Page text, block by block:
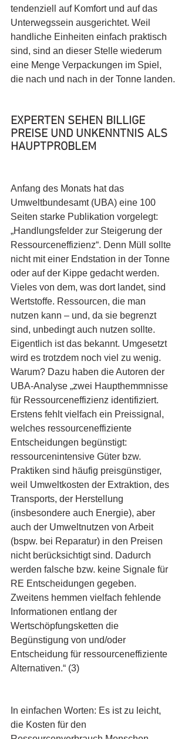
tendenziell auf Komfort und auf das
Unterwegssein ausgerichtet. Weil
handliche Einheiten einfach praktisch
sind, sind an dieser Stelle wiederum
eine Menge Verpackungen im Spiel,
die nach und nach in der Tonne landen.
EXPERTEN SEHEN BILLIGE
PREISE UND UNKENNTNIS ALS
HAUPTPROBLEM
Anfang des Monats hat das
Umweltbundesamt (UBA) eine 100
Seiten starke Publikation vorgelegt:
„Handlungsfelder zur Steigerung der
Ressourceneffizienz“. Denn Müll sollte
nicht mit einer Endstation in der Tonne
oder auf der Kippe gedacht werden.
Vieles von dem, was dort landet, sind
Wertstoffe. Ressourcen, die man
nutzen kann – und, da sie begrenzt
sind, unbedingt auch nutzen sollte.
Eigentlich ist das bekannt. Umgesetzt
wird es trotzdem noch viel zu wenig.
Warum? Dazu haben die Autoren der
UBA-Analyse „zwei Haupthemmnisse
für Ressourceneffizienz identifiziert.
Erstens fehlt vielfach ein Preissignal,
welches ressourceneffiziente
Entscheidungen begünstigt:
ressourcenintensive Güter bzw.
Praktiken sind häufig preisgünstiger,
weil Umweltkosten der Extraktion, des
Transports, der Herstellung
(insbesondere auch Energie), aber
auch der Umweltnutzen von Arbeit
(bspw. bei Reparatur) in den Preisen
nicht berücksichtigt sind. Dadurch
werden falsche bzw. keine Signale für
RE Entscheidungen gegeben.
Zweitens hemmen vielfach fehlende
Informationen entlang der
Wertschöpfungsketten die
Begünstigung von und/oder
Entscheidung für ressourceneffiziente
Alternativen.“ (3)
In einfachen Worten: Es ist zu leicht,
die Kosten für den